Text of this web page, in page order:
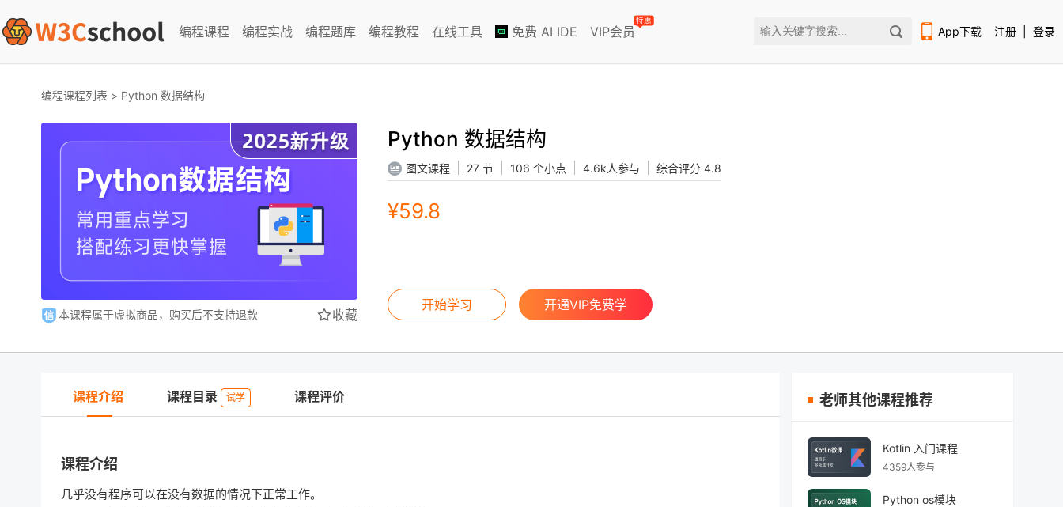
编程课程 编程实战 编程题库 编程教程 在线工具 免费 AI IDE VIP会员
特惠
App下载 注册 登录
编程课程列表 > Python 数据结构
本课程属于虚拟商品，购买后不支持退款 收藏
Python 数据结构
图文课程 27 节 106 个小点 4.6k人参与 综合评分 4.8
¥59.8
开始学习 开通VIP免费学
课程介绍 课程目录 试学 课程评价
课程介绍
几乎没有程序可以在没有数据的情况下正常工作。
老师其他课程推荐
Kotlin 入门课程
4359人参与
Python os模块